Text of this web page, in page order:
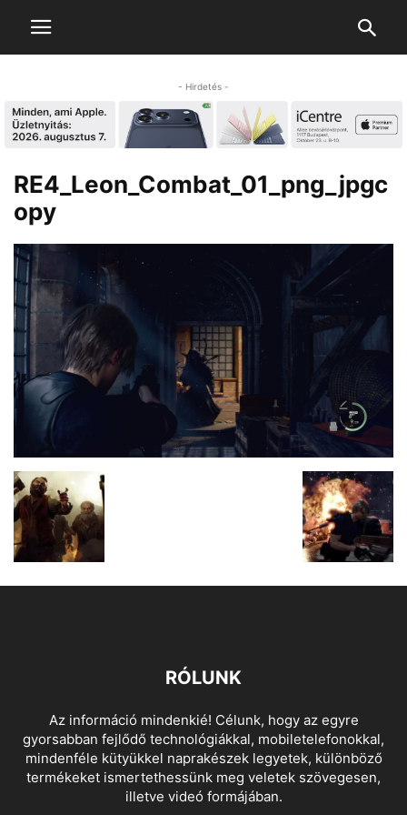
- Hirdetés -
RE4_Leon_Combat_01_png_jpgc
opy
RÓLUNK
Az információ mindenkié! Célunk, hogy az egyre
gyorsabban fejlődő technológiákkal, mobiletelefonokkal,
mindenféle kütyükkel naprakészek legyetek, különböző
termékeket ismertethessünk meg veletek szövegesen,
illetve videó formájában.